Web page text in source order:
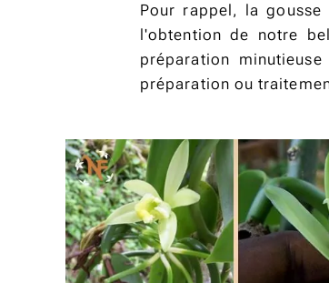
Pour rappel, la
l'obtention de notre
préparation
préparation ou